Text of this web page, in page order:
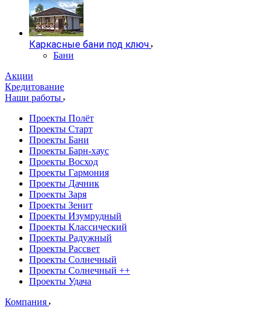
Каркасные бани под ключ
Бани
Акции
Кредитование
Наши работы
Проекты Полёт
Проекты Старт
Проекты Бани
Проекты Барн-хаус
Проекты Восход
Проекты Гармония
Проекты Дачник
Проекты Заря
Проекты Зенит
Проекты Изумрудный
Проекты Классический
Проекты Радужный
Проекты Рассвет
Проекты Солнечный
Проекты Солнечный ++
Проекты Удача
Компания